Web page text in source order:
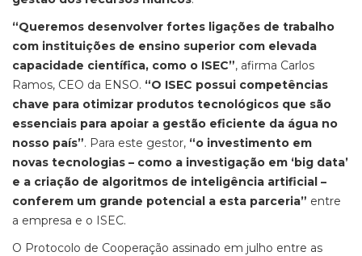
“Queremos desenvolver fortes ligações de trabalho
com instituições de ensino superior com elevada
capacidade científica, como o ISEC”, afirma Carlos
Ramos, CEO da ENSO. “O ISEC possui competências
chave para otimizar produtos tecnológicos que são
essenciais para apoiar a gestão eficiente da água no
nosso país”. Para este gestor, “o investimento em
novas tecnologias – como a investigação em ‘big data’
e a criação de algoritmos de inteligência artificial –
conferem um grande potencial a esta parceria” entre
a empresa e o ISEC.
O Protocolo de Cooperação assinado em julho entre as